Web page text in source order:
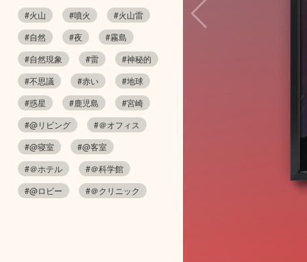
#火山 #噴火
#火山雷
#自然
#夜
#霧島
#自然現象
#雷
#神秘的
#不思議
#赤い
#地球
#惑星
#鹿児島
#宮崎
#@リビング
#＠オフィス
#@寝室
#@客室
#＠ホテル
#＠科学館
#@ロビー
#＠クリニック